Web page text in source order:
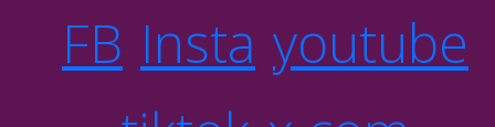
FB Insta youtube